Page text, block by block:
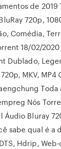
de 2019
720p,
Comédia,
18/02/2020
Dublado,
MKV, MP4
Toda
Nós
Áudio Bluray
sabe qual é a
Hdrip,